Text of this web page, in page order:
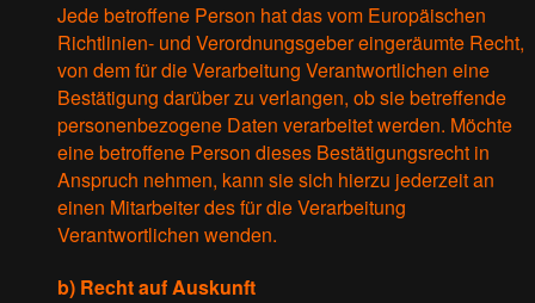
Jede betroffene Person hat das vom Europäischen
Richtlinien- und Verordnungsgeber eingeräumte Recht,
von dem für die Verarbeitung Verantwortlichen eine
Bestätigung darüber zu verlangen, ob sie betreffende
personenbezogene Daten verarbeitet werden. Möchte
eine betroffene Person dieses Bestätigungsrecht in
Anspruch nehmen, kann sie sich hierzu jederzeit an
einen Mitarbeiter des für die Verarbeitung
Verantwortlichen wenden.
b) Recht auf Auskunft